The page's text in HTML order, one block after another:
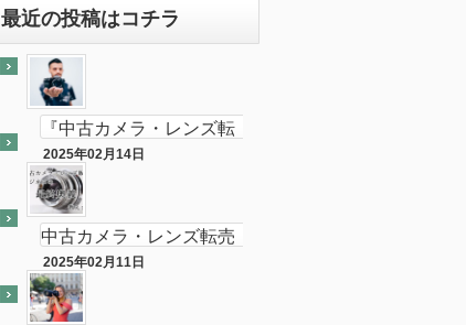
最近の投稿はコチラ
『中古カメラ・レンズ転
売ビジネスの最終奥義教
えます』のebay輸出会員
サイト付き
2025年02月14日
最終奥義
中古カメラ・レンズ転売
ビジネスの最終奥義教え
ます…を販売開始し数ヶ
月が経ちました
2025年02月11日
半隠居ライフな話